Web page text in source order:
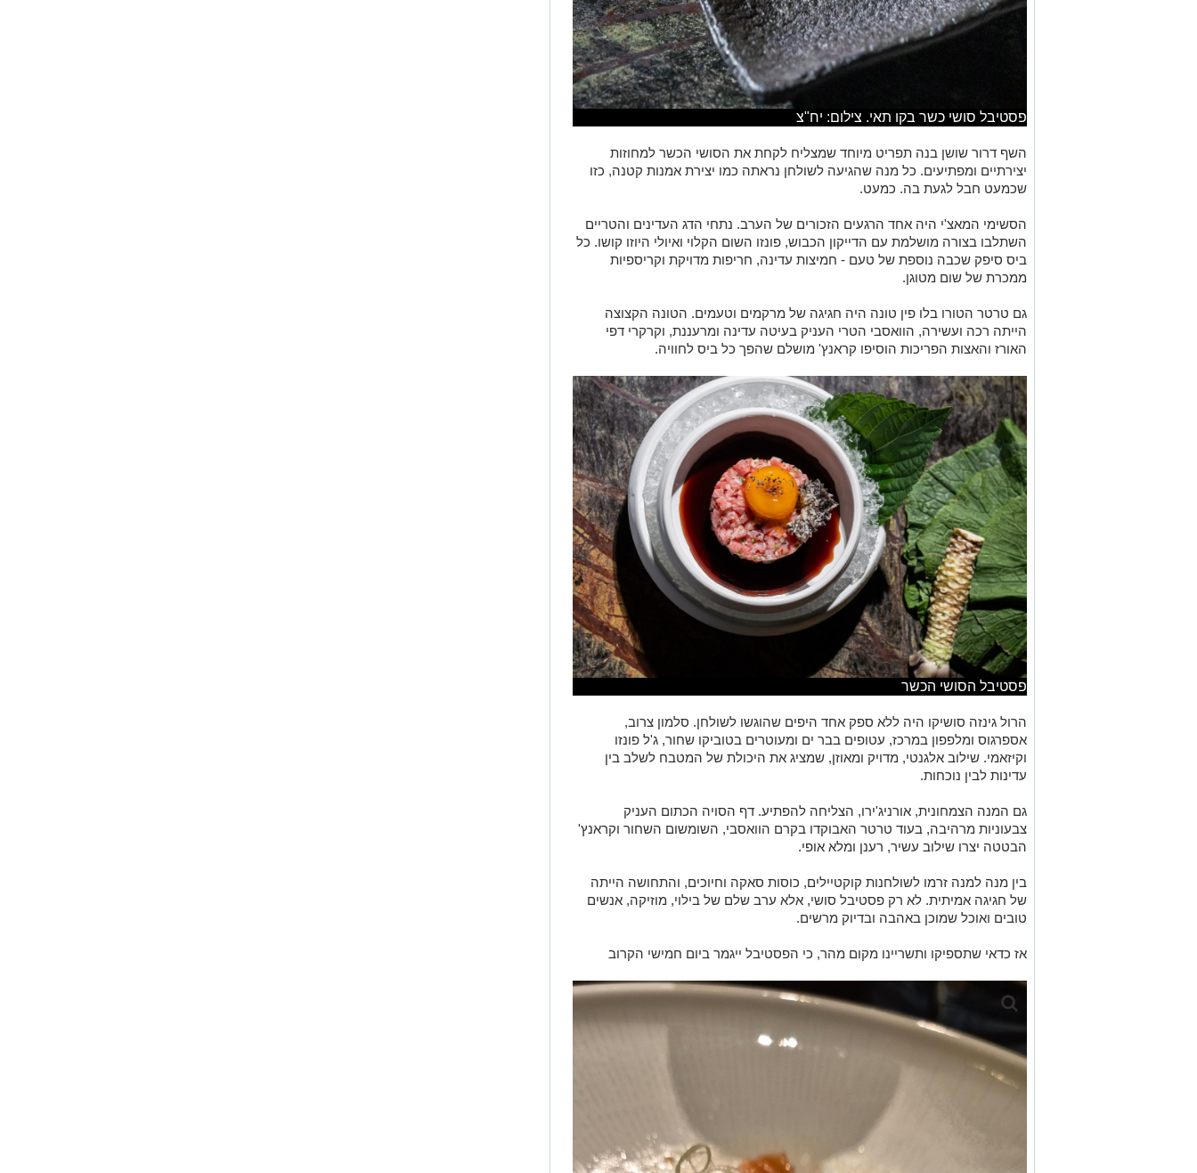
פסטיבל סושי כשר בקו תאי. צילום: יח"צ
השף דרור שושן בנה תפריט מיוחד שמצליח לקחת את הסושי הכשר למחוזות
יצירתיים ומפתיעים. כל מנה שהגיעה לשולחן נראתה כמו יצירת אמנות קטנה, כזו
שכמעט חבל לגעת בה. כמעט.
הסשימי המאצ'י היה אחד הרגעים הזכורים של הערב. נתחי הדג העדינים והטריים
השתלבו בצורה מושלמת עם הדייקון הכבוש, פונזו השום הקלוי ואיולי היוזו קושו. כל
ביס סיפק שכבה נוספת של טעם - חמיצות עדינה, חריפות מדויקת וקריספיות
ממכרת של שום מטוגן.
גם טרטר הטורו בלו פין טונה היה חגיגה של מרקמים וטעמים. הטונה הקצוצה
הייתה רכה ועשירה, הוואסבי הטרי העניק בעיטה עדינה ומרעננת, וקרקרי דפי
האורז והאצות הפריכות הוסיפו קראנץ' מושלם שהפך כל ביס לחוויה.
פסטיבל הסושי הכשר
הרול גינזה סושיקו היה ללא ספק אחד היפים שהוגשו לשולחן. סלמון צרוב,
אספרגוס ומלפפון במרכז, עטופים בבר ים ומעוטרים בטוביקו שחור, ג'ל פונזו
וקיזאמי. שילוב אלגנטי, מדויק ומאוזן, שמציג את היכולת של המטבח לשלב בין
עדינות לבין נוכחות.
גם המנה הצמחונית, אורניג'ירו, הצליחה להפתיע. דף הסויה הכתום העניק
צבעוניות מרהיבה, בעוד טרטר האבוקדו בקרם הוואסבי, השומשום השחור וקראנץ'
הבטטה יצרו שילוב עשיר, רענן ומלא אופי.
בין מנה למנה זרמו לשולחנות קוקטיילים, כוסות סאקה וחיוכים, והתחושה הייתה
של חגיגה אמיתית. לא רק פסטיבל סושי, אלא ערב שלם של בילוי, מוזיקה, אנשים
טובים ואוכל שמוכן באהבה ובדיוק מרשים.
אז כדאי שתספיקו ותשריינו מקום מהר, כי הפסטיבל ייגמר ביום חמישי הקרוב